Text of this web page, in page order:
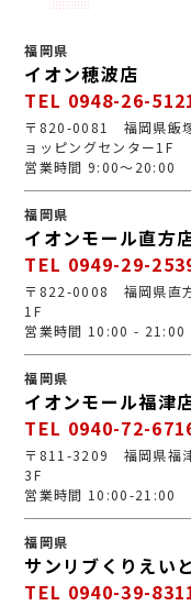
福岡県
イオン穂波店
TEL 0948-26-
〒820-0081 福岡県飯
ョッピングセンター1F
営業時間 9:00～20:00
福岡県
イオンモール直方
TEL 0949-29-
〒822-0008 福岡県直
1F
営業時間 10:00 - 21:00
福岡県
イオンモール福津
TEL 0940-72-
〒811-3209 福岡県福
3F
営業時間 10:00-21:00
福岡県
サンリブくりえい
TEL 0940-39-